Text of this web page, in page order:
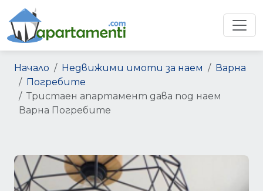
Начало Недвижими имоти за наем
Варна
Погребите
Тристаен апартамент дава под наем
Варна Погребите